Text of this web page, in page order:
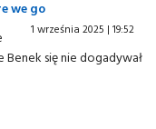
we go
1 września 2025 | 19:52
Benek się nie dogadywał